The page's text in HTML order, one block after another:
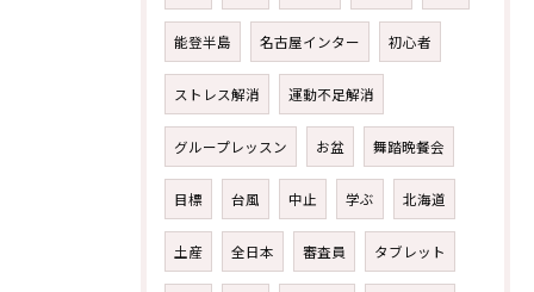
能登半島 名古屋インター 初心者
ストレス解消 運動不足解消
グループレッスン お盆 舞踏晩餐会
目標 台風 中止 学ぶ 北海道
土産 全日本 審査員 タブレット